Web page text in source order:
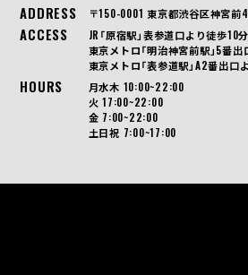
ADDRESS 〒150-0001 東京都渋谷区神宮
ACCESS
JR「原宿駅」表参道口より徒歩10分
東京メトロ「明治神宮前駅」5番
東京メトロ「表参道駅」A2番出口
HOURS
月水木 10:00~22:00
火 17:00~22:00
金 7:00~22:00
土日祝 7:00~17:00